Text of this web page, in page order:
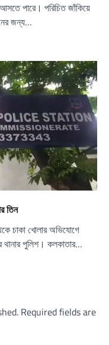
আসতে পারে। পরিচিত জাঁকিয়ে
জন্য…
তিন
চাকা খোলার অভিযোগে
পুলিশ। কলকাতার…
Required fields are